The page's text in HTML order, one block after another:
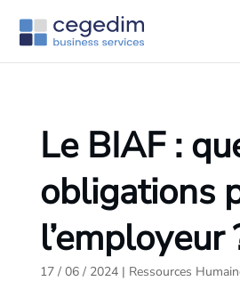
Le BIAF :
obligations
l’employeur
17 / 06 / 2024| Ressources